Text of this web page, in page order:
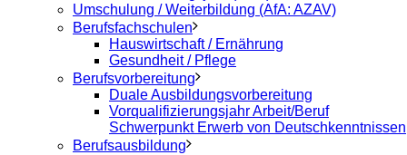
Umschulung / Weiterbildung (AfA: AZAV)
Berufsfachschulen
Hauswirtschaft / Ernährung
Gesundheit / Pflege
Berufsvorbereitung
Duale Ausbildungsvorbereitung
Vorqualifizierungsjahr Arbeit/Beruf
Schwerpunkt Erwerb von Deutschkenntnissen
Berufsausbildung